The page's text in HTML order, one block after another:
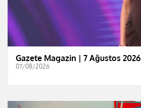
Gazete Magazin | 7 Ağustos 2026
07/08/2026